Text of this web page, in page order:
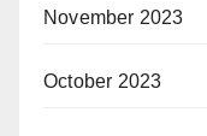
November 2023
October 2023